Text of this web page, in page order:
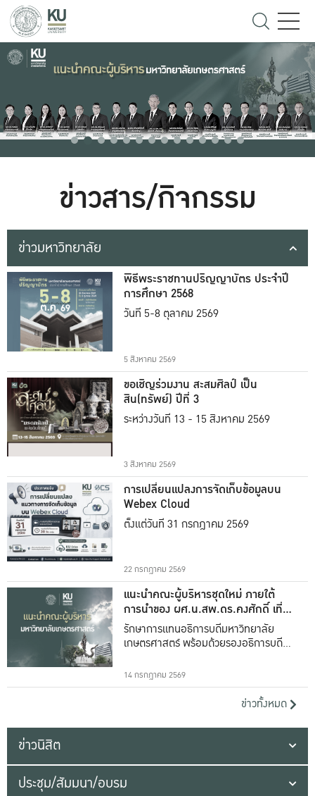
ข่าวสาร/กิจกรรม
ข่าวมหาวิทยาลัย
พิธีพระราชทานปริญญาบัตร ประจำปี
การศึกษา 2568
วันที่ 5-8 ตุลาคม 2569
5 สิงหาคม 2569
ขอเชิญร่วมงาน สะสมศิลป์ เป็น
สิน(ทรัพย์) ปีที่ 3
ระหว่างวันที่ 13 - 15 สิงหาคม 2569
3 สิงหาคม 2569
การเปลี่ยนแปลงการจัดเก็บข้อมูลบน
Webex Cloud
ตั้งแต่วันที่ 31 กรกฎาคม 2569
22 กรกฎาคม 2569
แนะนำคณะผู้บริหารชุดใหม่ ภายใต้
การนำของ ผศ.น.สพ.ดร.คงศักดิ์ เที่ยง
ธรรม
รักษาการแทนอธิการบดีมหาวิทยาลัย
เกษตรศาสตร์ พร้อมด้วยรองอธิการบดีทั้ง
14 กรกฎาคม 2569
ข่าวทั้งหมด
ข่าวนิสิต
ประชุม/สัมมนา/อบรม